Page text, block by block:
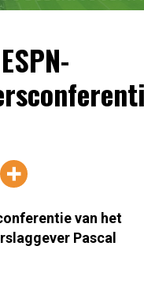
van het
Pascal